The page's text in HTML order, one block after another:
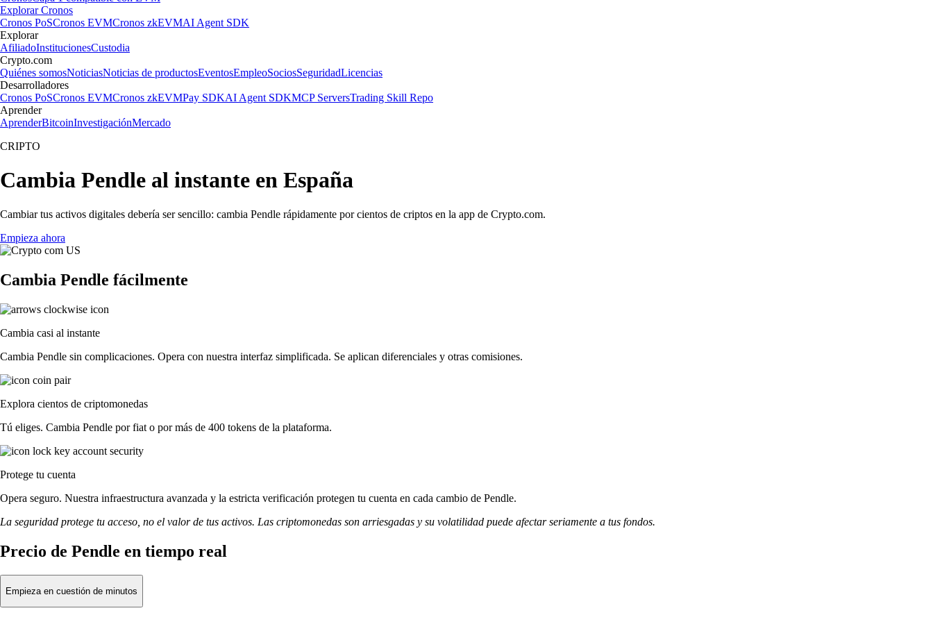
Explorar Cronos
Cronos PoSCronos EVMCronos zkEVMAI Agent SDK
Explorar
AfiliadoInstitucionesCustodia
Crypto.com
Quiénes somosNoticiasNoticias de productosEventosEmpleoSociosSeguridadLicencias
Desarrolladores
Cronos PoSCronos EVMCronos zkEVMPay SDKAI Agent SDKMCP ServersTrading Skill Repo
Aprender
AprenderBitcoinInvestigaciónMercado
CRIPTO
Cambia Pendle al instante en España
Cambiar tus activos digitales debería ser sencillo: cambia Pendle rápidamente por cientos de criptos en la app de Crypto.com.
Empieza ahora
Cambia Pendle fácilmente
Cambia casi al instante
Cambia Pendle sin complicaciones. Opera con nuestra interfaz simplificada. Se aplican diferenciales y otras comisiones.
Explora cientos de criptomonedas
Tú eliges. Cambia Pendle por fiat o por más de 400 tokens de la plataforma.
Protege tu cuenta
Opera seguro. Nuestra infraestructura avanzada y la estricta verificación protegen tu cuenta en cada cambio de Pendle.
La seguridad protege tu acceso, no el valor de tus activos. Las criptomonedas son arriesgadas y su volatilidad puede afectar seriamente a tus fondos.
Precio de Pendle en tiempo real
Empieza en cuestión de minutos